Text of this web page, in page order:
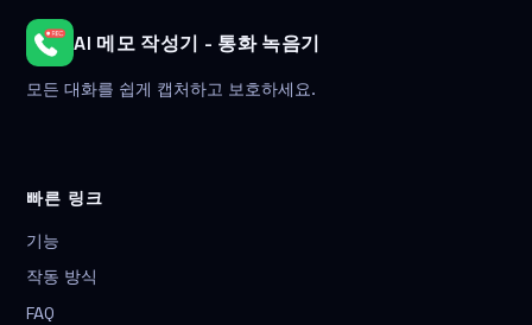
AI 메모 작성기 - 통화 녹음기
모든 대화를 쉽게 캡처하고 보호하세요.
빠른 링크
기능
작동 방식
FAQ